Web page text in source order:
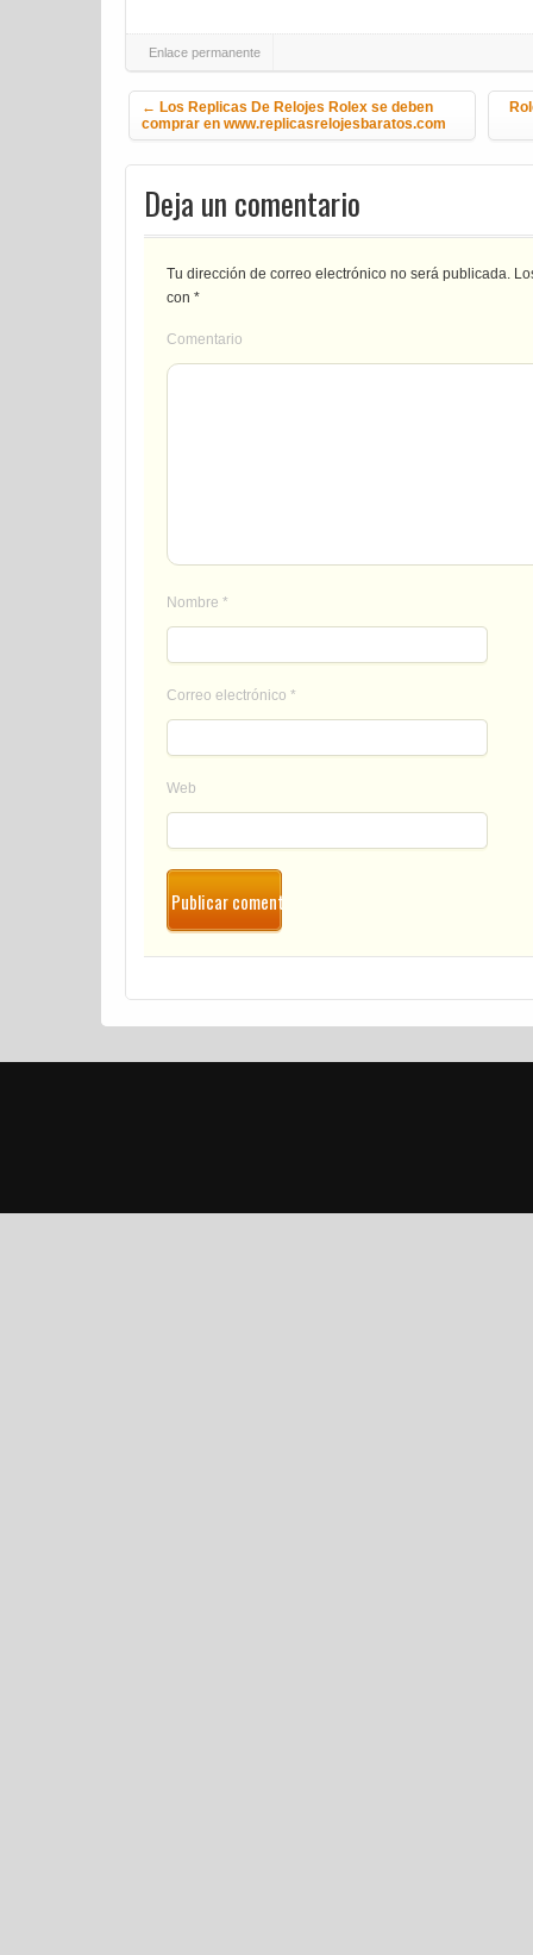
Enlace permanente
Navegación de la entrada
← Los Replicas De Relojes Rolex se deben
comprar en www.replicasrelojesbaratos.com
Deja un comentario
Tu dirección de correo electrónico no será publicada.
con *
Comentario
Nombre *
Correo electrónico *
Web